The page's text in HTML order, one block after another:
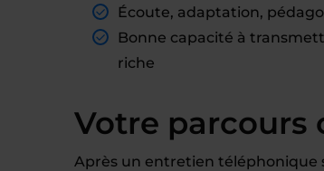
Écoute, adaptation,
Bonne capacité à
riche
Votre parcours
Après un entretien téléphonique